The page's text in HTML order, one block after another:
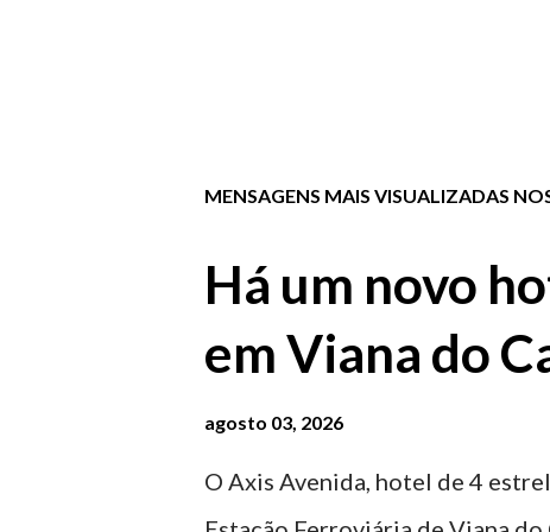
MENSAGENS MAIS VISUALIZADAS
Há um novo
em Viana do
agosto 03, 2026
O Axis Avenida, hotel de 4